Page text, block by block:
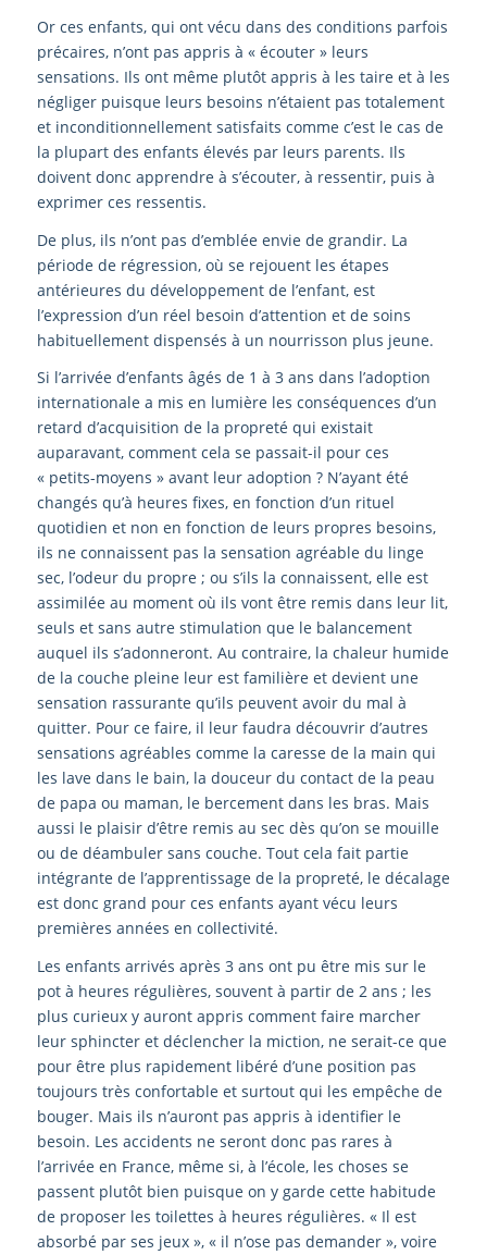
Or ces enfants, qui ont vécu dans des conditions parfois
précaires, n’ont pas appris à « écouter » leurs
sensations. Ils ont même plutôt appris à les taire et à les
négliger puisque leurs besoins n’étaient pas totalement
et inconditionnellement satisfaits comme c’est le cas de
la plupart des enfants élevés par leurs parents. Ils
doivent donc apprendre à s’écouter, à ressentir, puis à
exprimer ces ressentis.
De plus, ils n’ont pas d’emblée envie de grandir. La
période de régression, où se rejouent les étapes
antérieures du développement de l’enfant, est
l’expression d’un réel besoin d’attention et de soins
habituellement dispensés à un nourrisson plus jeune.
Si l’arrivée d’enfants âgés de 1 à 3 ans dans l’adoption
internationale a mis en lumière les conséquences d’un
retard d’acquisition de la propreté qui existait
auparavant, comment cela se passait-il pour ces
« petits-moyens » avant leur adoption ? N’ayant été
changés qu’à heures fixes, en fonction d’un rituel
quotidien et non en fonction de leurs propres besoins,
ils ne connaissent pas la sensation agréable du linge
sec, l’odeur du propre ; ou s’ils la connaissent, elle est
assimilée au moment où ils vont être remis dans leur lit,
seuls et sans autre stimulation que le balancement
auquel ils s’adonneront. Au contraire, la chaleur humide
de la couche pleine leur est familière et devient une
sensation rassurante qu’ils peuvent avoir du mal à
quitter. Pour ce faire, il leur faudra découvrir d’autres
sensations agréables comme la caresse de la main qui
les lave dans le bain, la douceur du contact de la peau
de papa ou maman, le bercement dans les bras. Mais
aussi le plaisir d’être remis au sec dès qu’on se mouille
ou de déambuler sans couche. Tout cela fait partie
intégrante de l’apprentissage de la propreté, le décalage
est donc grand pour ces enfants ayant vécu leurs
premières années en collectivité.
Les enfants arrivés après 3 ans ont pu être mis sur le
pot à heures régulières, souvent à partir de 2 ans ; les
plus curieux y auront appris comment faire marcher
leur sphincter et déclencher la miction, ne serait-ce que
pour être plus rapidement libéré d’une position pas
toujours très confortable et surtout qui les empêche de
bouger. Mais ils n’auront pas appris à identifier le
besoin. Les accidents ne seront donc pas rares à
l’arrivée en France, même si, à l’école, les choses se
passent plutôt bien puisque on y garde cette habitude
de proposer les toilettes à heures régulières. « Il est
absorbé par ses jeux », « il n’ose pas demander », voire